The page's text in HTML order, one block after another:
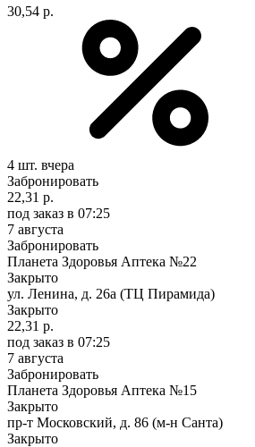
30,54 р.
4 шт. вчера
Забронировать
22,31 р.
под заказ в 07:25
7 августа
Забронировать
Планета Здоровья Аптека №22
Закрыто
ул. Ленина, д. 26а (ТЦ Пирамида)
Закрыто
22,31 р.
под заказ в 07:25
7 августа
Забронировать
Планета Здоровья Аптека №15
Закрыто
пр-т Московский, д. 86 (м-н Санта)
Закрыто